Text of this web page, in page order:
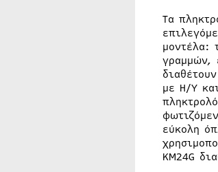
Τα
μοντέλα:
γραμμών,
με Η/Υ
εύκολη
KM24G